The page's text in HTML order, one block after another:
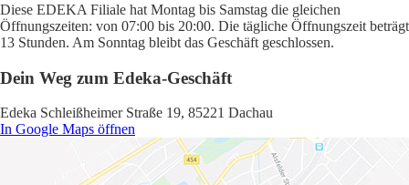
Diese EDEKA Filiale hat Montag bis Samstag die gleichen
Öffnungszeiten: von 07:00 bis 20:00. Die tägliche Öffnungszeit beträgt
13 Stunden. Am Sonntag bleibt das Geschäft geschlossen.
Dein Weg zum Edeka-Geschäft
Edeka Schleißheimer Straße 19, 85221 Dachau
In Google Maps öffnen